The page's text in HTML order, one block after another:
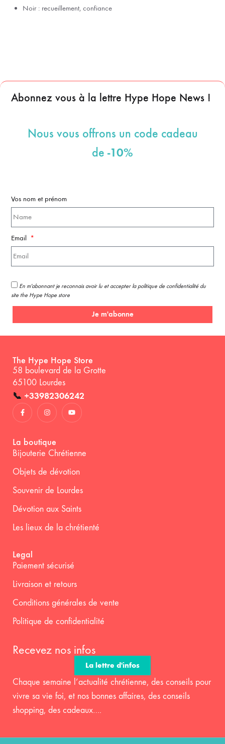
Noir : recueillement, confiance
Abonnez vous à la lettre Hype Hope News !
Nous vous offrons un code cadeau
de -10%
Vos nom et prénom
Email
En m'abonnant je reconnais avoir lu et accepter la politique de confidentialité du
site the Hype Hope store
Je m'abonne
The Hype Hope Store
58 boulevard de la Grotte
65100 Lourdes
📞 +33982306242
La boutique
Bijouterie Chrétienne
Objets de dévotion
Souvenir de Lourdes
Dévotion aux Saints
Les lieux de la chrétienté
Legal
Paiement sécurisé
Livraison et retours
Conditions générales de vente
Politique de confidentialité
Recevez nos infos
La lettre d'infos
Chaque semaine l’actualité chrétienne, des conseils pour
vivre sa vie foi, et nos bonnes affaires, des conseils
shopping, des cadeaux….